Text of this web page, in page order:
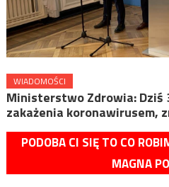
WIADOMOŚCI
Ministerstwo Zdrowia: Dziś
zakażenia koronawirusem,
PODOBA CI SIĘ TO CO
MAGNA